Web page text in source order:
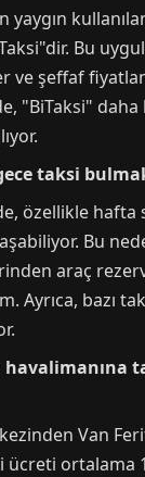
yaygın
Bu
ve şeffaf
"BiTaksi" daha
taksi
özellikle hafta
Bu
araç
Ayrıca, bazı
havalimanına
Van
ücreti ortalama